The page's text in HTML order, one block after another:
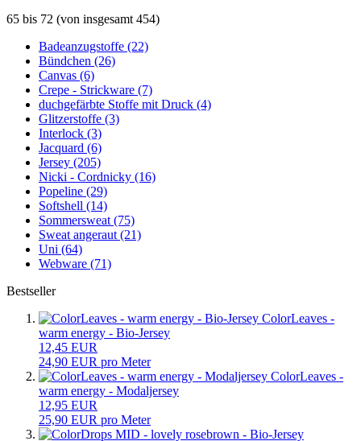
65 bis 72 (von insgesamt 454)
Badeanzugstoffe (22)
Bündchen (26)
Canvas (6)
Crepe - Strickware (7)
duchgefärbte Stoffe mit Druck (4)
Glitzerstoffe (3)
Interlock (3)
Jacquard (6)
Jersey (205)
Nicki - Cordnicky (16)
Popeline (29)
Softshell (14)
Sommersweat (75)
Sweat angeraut (21)
Uni (64)
Webware (71)
Bestseller
ColorLeaves -
warm energy - Bio-Jersey
12,45 EUR
24,90 EUR pro Meter
ColorLeaves -
warm energy - Modaljersey
12,95 EUR
25,90 EUR pro Meter